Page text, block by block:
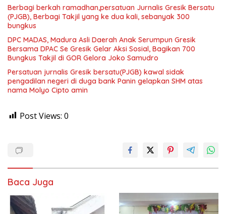
Berbagi berkah ramadhan,persatuan Jurnalis Gresik Bersatu
(PJGB), Berbagi Takjil yang ke dua kali, sebanyak 300
bungkus
DPC MADAS, Madura Asli Daerah Anak Serumpun Gresik
Bersama DPAC Se Gresik Gelar Aksi Sosial, Bagikan 700
Bungkus Takjil di GOR Gelora Joko Samudro
Persatuan jurnalis Gresik bersatu(PJGB) kawal sidak
pengadilan negeri di duga bank Panin gelapkan SHM atas
nama Molyo Cipto amin
Post Views: 0
Baca Juga